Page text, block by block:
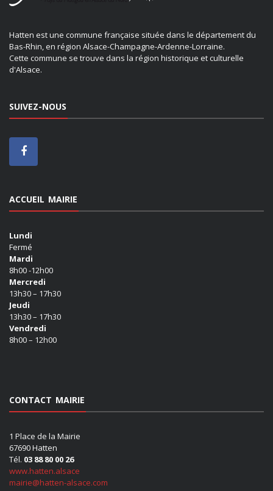
Hatten est une commune française située dans le département du
Bas-Rhin, en région Alsace-Champagne-Ardenne-Lorraine.
Cette commune se trouve dans la région historique et culturelle
d'Alsace.
SUIVEZ-NOUS
ACCUEIL MAIRIE
Lundi
Fermé
Mardi
8h00 -12h00
Mercredi
13h30 – 17h30
Jeudi
13h30 – 17h30
Vendredi
8h00 – 12h00
CONTACT MAIRIE
1 Place de la Mairie
67690 Hatten
Tél. 03 88 80 00 26
www.hatten.alsace
mairie@hatten-alsace.com